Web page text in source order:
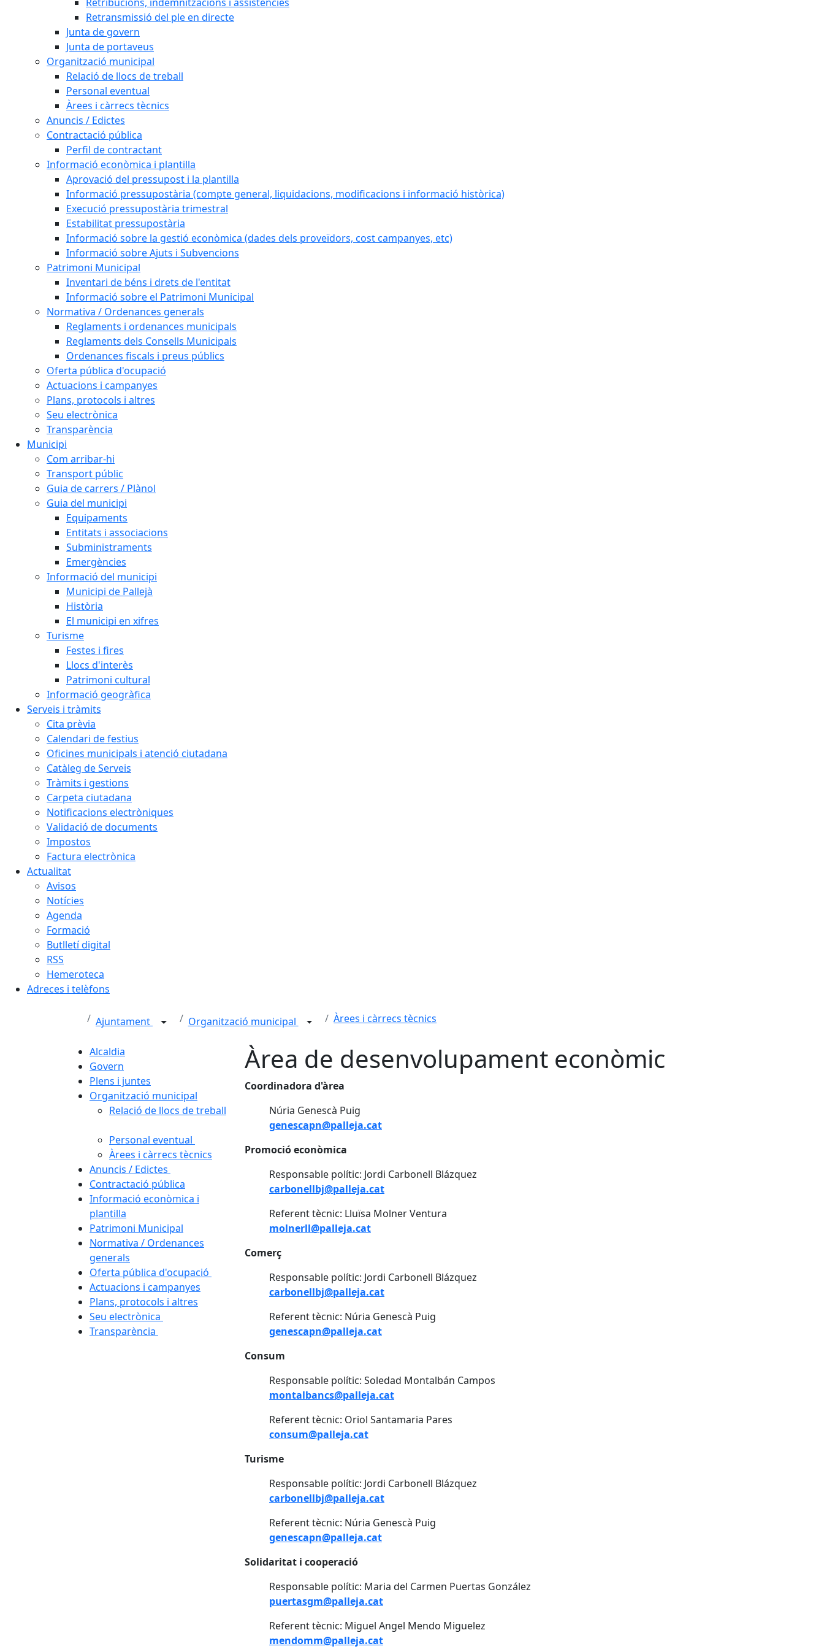
Retransmissió del ple en directe
Junta de govern
Junta de portaveus
Organització municipal
Relació de llocs de treball
Personal eventual
Àrees i càrrecs tècnics
Anuncis / Edictes
Contractació pública
Perfil de contractant
Informació econòmica i plantilla
Aprovació del pressupost i la plantilla
Informació pressupostària (compte general, liquidacions, modificacions i informació històrica)
Execució pressupostària trimestral
Estabilitat pressupostària
Informació sobre la gestió econòmica (dades dels proveïdors, cost campanyes, etc)
Informació sobre Ajuts i Subvencions
Patrimoni Municipal
Inventari de béns i drets de l'entitat
Informació sobre el Patrimoni Municipal
Normativa / Ordenances generals
Reglaments i ordenances municipals
Reglaments dels Consells Municipals
Ordenances fiscals i preus públics
Oferta pública d'ocupació
Actuacions i campanyes
Plans, protocols i altres
Seu electrònica
Transparència
Municipi
Com arribar-hi
Transport públic
Guia de carrers / Plànol
Guia del municipi
Equipaments
Entitats i associacions
Subministraments
Emergències
Informació del municipi
Municipi de Pallejà
Història
El municipi en xifres
Turisme
Festes i fires
Llocs d'interès
Patrimoni cultural
Informació geogràfica
Serveis i tràmits
Cita prèvia
Calendari de festius
Oficines municipals i atenció ciutadana
Catàleg de Serveis
Tràmits i gestions
Carpeta ciutadana
Notificacions electròniques
Validació de documents
Impostos
Factura electrònica
Actualitat
Avisos
Notícies
Agenda
Formació
Butlletí digital
RSS
Hemeroteca
Adreces i telèfons
Ajuntament Organització municipal Àrees i càrrecs tècnics
Alcaldia
Govern
Plens i juntes
Organització municipal
Relació de llocs de treball
Personal eventual
Àrees i càrrecs tècnics
Anuncis / Edictes
Contractació pública
Informació econòmica i
plantilla
Patrimoni Municipal
Normativa / Ordenances
generals
Oferta pública d'ocupació
Actuacions i campanyes
Plans, protocols i altres
Seu electrònica
Transparència
Àrea de desenvolupament econòmic
Coordinadora d'àrea
Núria Genescà Puig
genescapn@palleja.cat
Promoció econòmica
Responsable polític: Jordi Carbonell Blázquez
carbonellbj@palleja.cat
Referent tècnic: Lluïsa Molner Ventura
molnerll@palleja.cat
Comerç
Responsable polític: Jordi Carbonell Blázquez
carbonellbj@palleja.cat
Referent tècnic: Núria Genescà Puig
genescapn@palleja.cat
Consum
Responsable polític: Soledad Montalbán Campos
montalbancs@palleja.cat
Referent tècnic: Oriol Santamaria Pares
consum@palleja.cat
Turisme
Responsable polític: Jordi Carbonell Blázquez
carbonellbj@palleja.cat
Referent tècnic: Núria Genescà Puig
genescapn@palleja.cat
Solidaritat i cooperació
Responsable polític: Maria del Carmen Puertas González
puertasgm@palleja.cat
Referent tècnic: Miguel Angel Mendo Miguelez
mendomm@palleja.cat